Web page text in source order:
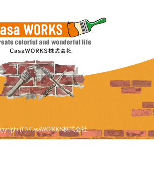
(C) CasaWORKS株式会社